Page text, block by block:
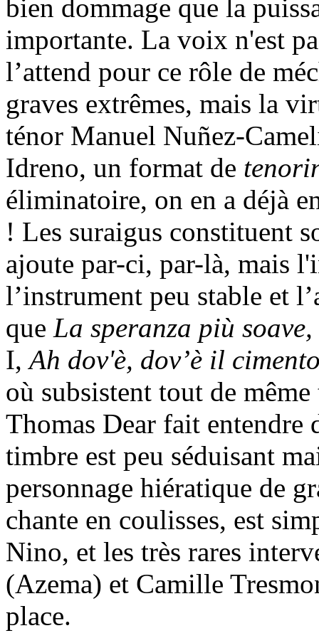
bien dommage que la
importante. La voix n'est
l’attend pour ce rôle de
graves extrêmes, mais la
ténor Manuel Nuñez-
Idreno, un format de
éliminatoire, on en a déjà
! Les suraigus constituent
ajoute par-ci, par-là, mais
l’instrument peu stable et
que La speranza più soave,
I,Ah dov'è, dov’è il
où subsistent tout de
Thomas Dear fait entendre
timbre est peu séduisant
personnage hiératique de
chante en coulisses, est
Nino, et les très rares
(Azema) et Camille
place.